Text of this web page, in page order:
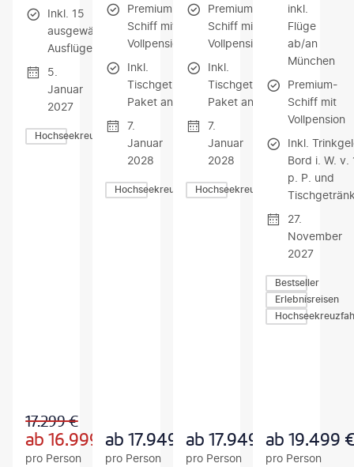
Inkl. 15
ausgewählten
Ausflügen
5.
Januar
2027
Hochseekreuzfahrten
17.299€
ab16.999 €
pro Person
B
O
T
Premium-
Schiff mit
Vollpension
Inkl.
Tischgetränke-
Paket an Bord
7.
Januar
2028
Hochseekreuzfahrten
ab 17.949 €
pro Person
B
O
T
Premium-
Schiff mit
Vollpension
Inkl.
Tischgetränke-
Paket an Bord
7.
Januar
2028
Hochseekreuzfahrten
ab17.949 €
pro Person
B
O
T
inkl.
Flüge
ab/an
München
Premium-
Schiff mit
Vollpension
Inkl.
Bord i. W. v.
p. P. und
27.
November
2027
Bestseller
Erlebnisreisen
ab19.499
pro Person